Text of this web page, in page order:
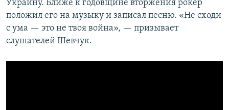
Украину. Ближе к годовщине вторжения рокер
положил его на музыку и записал песню. «Не сходи
с ума — это не твоя война», — призывает
слушателей Шевчук.